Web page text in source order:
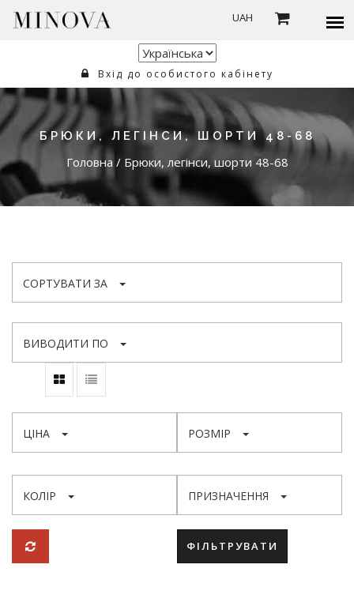
UAH
Вхід до особистого кабінету
БРЮКИ, ЛЕГІНСИ, ШОРТИ 48-68
Головна / Брюки, легінси, шорти 48-68
СОРТУВАТИ ЗА
ВИВОДИТИ ПО
ЦІНА РОЗМІР
КОЛІР ПРИЗНАЧЕННЯ
ФІЛЬТРУВАТИ